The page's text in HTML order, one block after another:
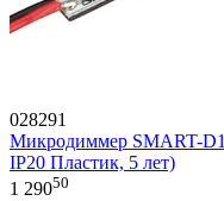
028291
Микродиммер SMART-
IP20 Пластик, 5 лет)
1 29050